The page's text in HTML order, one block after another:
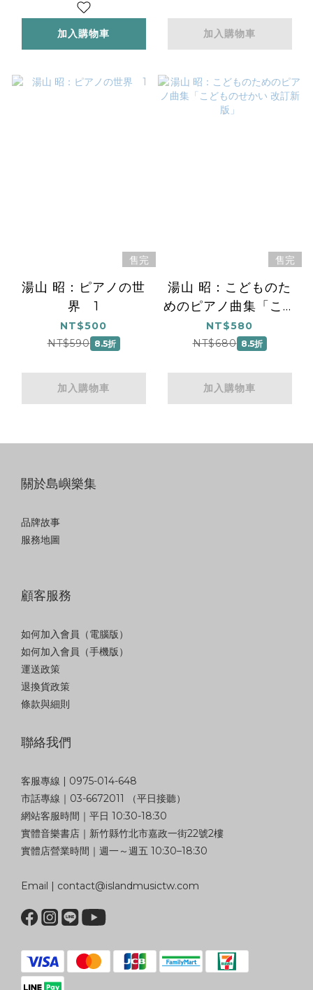
加入購物車 加入購物車
售完
湯山 昭：ピアノの世
界 1
NT$500
NT$590 8.5折
加入購物車
售完
湯山 昭：こどものた
めのピアノ曲集「こど
ものせかい 改訂新
版」
NT$580
NT$680 8.5折
加入購物車
關於島嶼樂集
品牌故事
服務地圖
顧客服務
如何加入會員（電腦版）
如何加入會員（手機版）
運送政策
退換貨政策
條款與細則
聯絡我們
客服專線 | 0975-014-648
市話專線｜03-6672011 （平日接聽）
網站客服時間｜平日 10:30-18:30
實體音樂書店｜新竹縣竹北市嘉政一街22號2樓
實體店營業時間｜週一～週五 10:30–18:30
Email | contact@islandmusictw.com